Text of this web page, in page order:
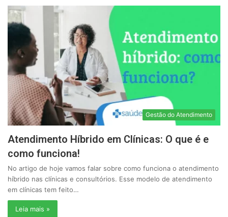
Gestão do Atendimento
Atendimento Híbrido em Clínicas: O que é e
como funciona!
No artigo de hoje vamos falar sobre como funciona o atendimento
híbrido nas clínicas e consultórios. Esse modelo de atendimento
em clínicas tem feito…
Leia mais »